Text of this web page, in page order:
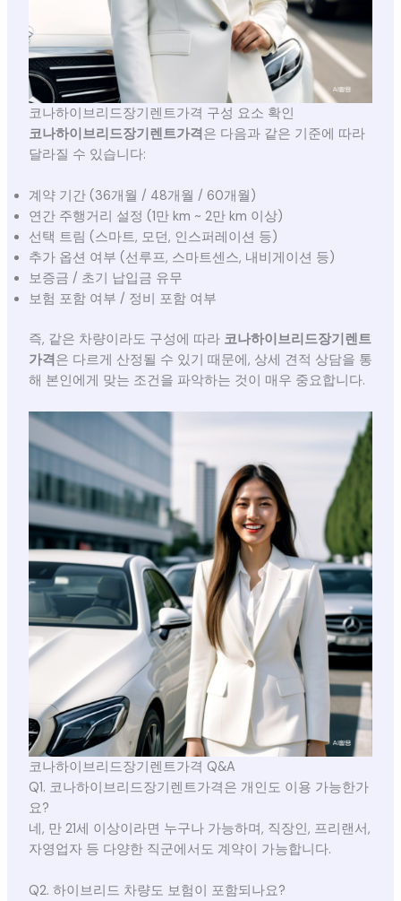
코나하이브리드장기렌트가격 구성 요소 확인
코나하이브리드장기렌트가격 은 다음과 같은 기준에 따라
달라질 수 있습니다:
계약 기간 (36개월 / 48개월 / 60개월)
연간 주행거리 설정 (1만 km ~ 2만 km 이상)
선택 트림 (스마트, 모던, 인스퍼레이션 등)
추가 옵션 여부 (선루프, 스마트센스, 내비게이션 등)
보증금 / 초기 납입금 유무
보험 포함 여부 / 정비 포함 여부
즉, 같은 차량이라도 구성에 따라 코나하이브리드장기렌트
가격 은 다르게 산정될 수 있기 때문에, 상세 견적 상담을 통
해 본인에게 맞는 조건을 파악하는 것이 매우 중요합니다.
코나하이브리드장기렌트가격 Q&A
Q1. 코나하이브리드장기렌트가격은 개인도 이용 가능한가
요?
네, 만 21세 이상이라면 누구나 가능하며, 직장인, 프리랜서,
자영업자 등 다양한 직군에서도 계약이 가능합니다.
Q2. 하이브리드 차량도 보험이 포함되나요?